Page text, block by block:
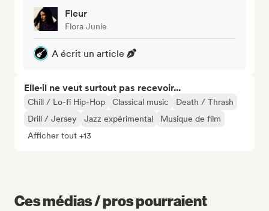
Fleur
Flora Junie
A écrit un article
Elle·il ne veut surtout pas recevoir...
Chill / Lo-fi Hip-Hop Classical music
Death / Thrash
Drill / Jersey
Jazz expérimental
Musique de film
Afficher tout +13
Ces médias / pros pourraient